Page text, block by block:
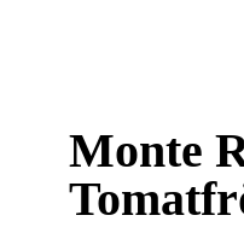
Monte